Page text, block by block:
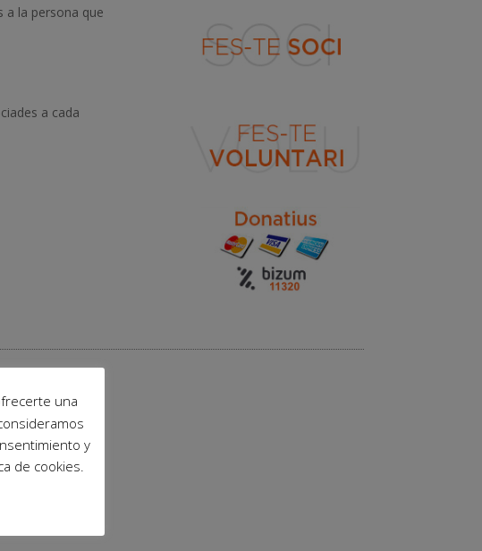
a la persona que
a cada
una
y
de cookies.